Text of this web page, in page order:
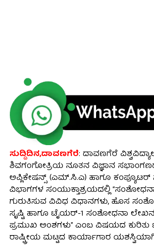
ಸುದ್ದಿದಿನ,ದಾವಣಗೆರೆ: ದಾವಣಗೆರೆ
ಶಿವಗಂಗೋತ್ರಿಯ ನೂತನ ವಿಜ್ಞಾನ
ಅಪ್ಲಿಕೇಷನ್ಸ್ (ಎಮ್.ಸಿ.ಎ) ಹಾಗೂ ಕಂಪ್ಯೂಟರ್
ವಿಭಾಗಗಳ ಸಂಯುಕ್ತಾಶ್ರಯದಲ್ಲಿ
ಗುರುತಿಸುವ ವಿವಿಧ ವಿಧಾನಗಳು, ಹೊಸ
ಸೃಷ್ಟಿ ಹಾಗೂ ಟೈಯರ್-1 ಸಂಶೋಧನಾ
ಪ್ರಮುಖ ಅಂಶಗಳು” ಎಂಬ ವಿಷಯದ
ರಾಷ್ಟ್ರೀಯ ಮಟ್ಟದ ಕಾರ್ಯಾಗಾರ